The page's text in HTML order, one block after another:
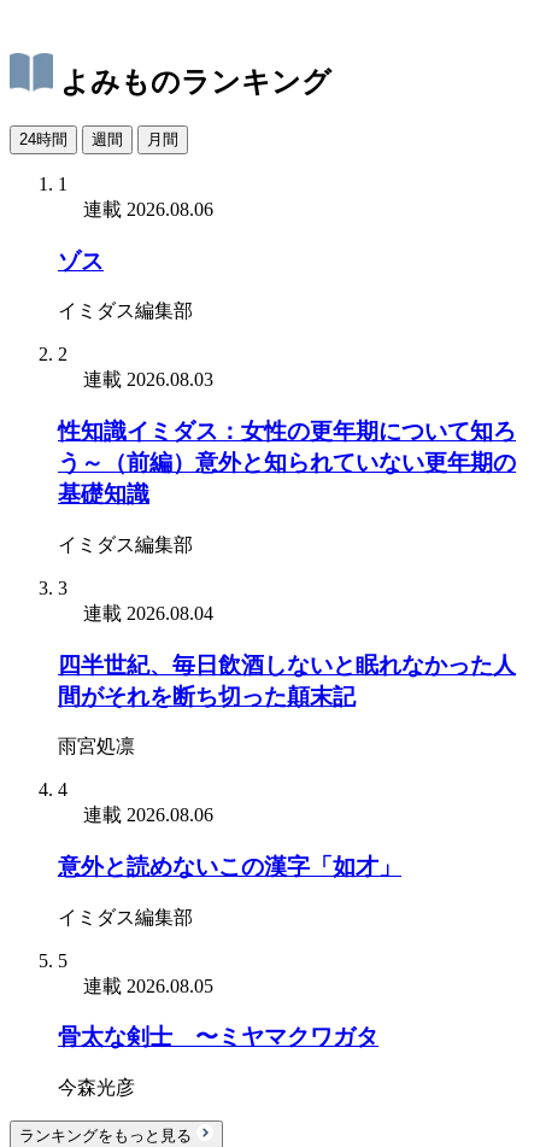
よみものランキング
24時間 週間 月間
1
連載 2026.08.06
ゾス
イミダス編集部
2
連載 2026.08.03
性知識イミダス：女性の更年期について知ろ
う～（前編）意外と知られていない更年期の
基礎知識
イミダス編集部
3
連載 2026.08.04
四半世紀、毎日飲酒しないと眠れなかった人
間がそれを断ち切った顛末記
雨宮処凛
4
連載 2026.08.06
意外と読めないこの漢字「如才」
イミダス編集部
5
連載 2026.08.05
骨太な剣士 〜ミヤマクワガタ
今森光彦
ランキングをもっと見る